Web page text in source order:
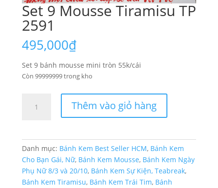
Set 9 Mousse Tiramisu TP
2591
495,000₫
Set 9 bánh mousse mini tròn 55k/cái
Còn 99999999 trong kho
2591
số
lượng
Thêm vào giỏ hàng
Danh mục: Bánh Kem Best Seller HCM, Bánh Kem
Cho Bạn Gái, Nữ, Bánh Kem Mousse, Bánh Kem Ngày
Phụ Nữ 8/3 và 20/10, Bánh Kem Sự Kiện, Teabreak,
Bánh Kem Tiramisu, Bánh Kem Trái Tim, Bánh